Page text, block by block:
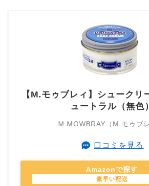
【M.モゥブレィ】シュークリ
ュートラル（無色）
M.MOWBRAY（M.モゥブレ
口コミを見る
Amazonで探す